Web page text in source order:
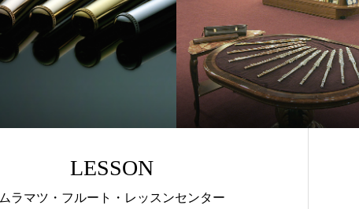
LESSON
ムラマツ・フルート・レッスンセンター